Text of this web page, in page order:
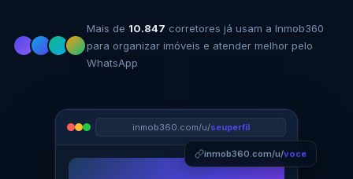
Mais de 10.847 corretores já usam a Inmob360
para organizar imóveis e atender melhor pelo
WhatsApp
inmob360.com/u/seuperfil
inmob360.com/u/voce